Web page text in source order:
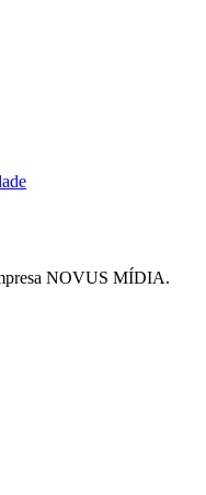
NOVUS MÍDIA.